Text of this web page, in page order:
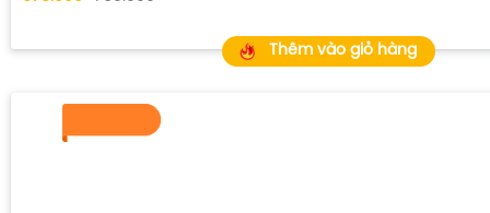
Thêm vào giỏ hàng